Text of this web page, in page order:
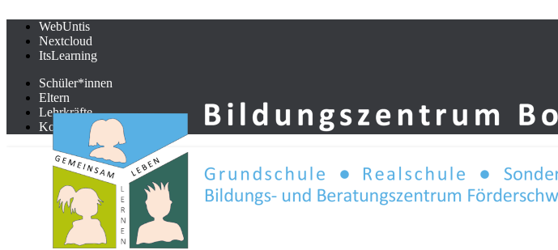
WebUntis
Nextcloud
ItsLearning
Schüler*innen
Eltern
Lehrkräfte
Kooperationspartner